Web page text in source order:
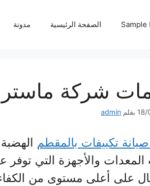
Sample الصفحة الرئيسية مدونة
شركة ماستر
18/ بقلم admin
تكييفات بالمقطم
والأجهزة التي توفر
على أعلى مستوى من